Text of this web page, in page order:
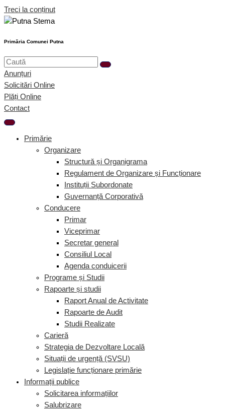
Treci la conținut
Primăria Comunei Putna
Anunțuri
Solicitări Online
Plăți Online
Contact
Primărie
Organizare
Structură și Organigrama
Regulament de Organizare și Funcționare
Instituții Subordonate
Guvernanță Corporativă
Conducere
Primar
Viceprimar
Secretar general
Consiliul Local
Agenda conduicerii
Programe și Studii
Rapoarte și studii
Raport Anual de Activitate
Rapoarte de Audit
Studii Realizate
Carieră
Strategia de Dezvoltare Locală
Situații de urgență (SVSU)
Legislație funcționare primărie
Informații publice
Solicitarea informațiilor
Salubrizare